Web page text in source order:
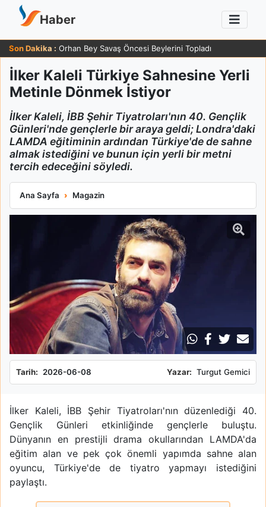
Haber
Son Dakika : Orhan Bey Savaş Öncesi Beylerini Topladı
İlker Kaleli Türkiye Sahnesine Yerli
Metinle Dönmek İstiyor
İlker Kaleli, İBB Şehir Tiyatroları'nın 40. Gençlik
Günleri'nde gençlerle bir araya geldi; Londra'daki
LAMDA eğitiminin ardından Türkiye'de de sahne
almak istediğini ve bunun için yerli bir metni
tercih edeceğini söyledi.
Ana Sayfa Magazin
İlker Kaleli Türkiye Sahnesine Yerli Metinle Dönmek İstiyor
Tarih: 2026-06-08 Yazar: Turgut Gemici
İlker Kaleli, İBB Şehir Tiyatroları'nın düzenlediği 40.
Gençlik Günleri etkinliğinde gençlerle buluştu.
Dünyanın en prestijli drama okullarından LAMDA'da
eğitim alan ve pek çok önemli yapımda sahne alan
oyuncu, Türkiye'de de tiyatro yapmayı istediğini
paylaştı.